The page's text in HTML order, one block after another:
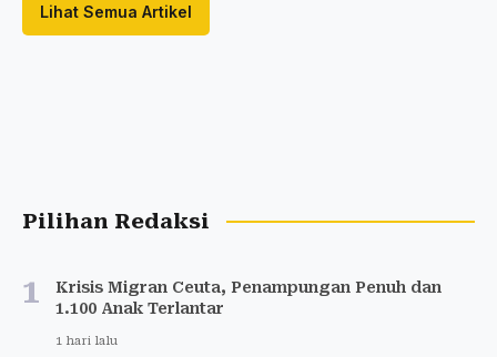
Lihat Semua Artikel
Pilihan Redaksi
1
Krisis Migran Ceuta, Penampungan Penuh dan
1.100 Anak Terlantar
1 hari lalu